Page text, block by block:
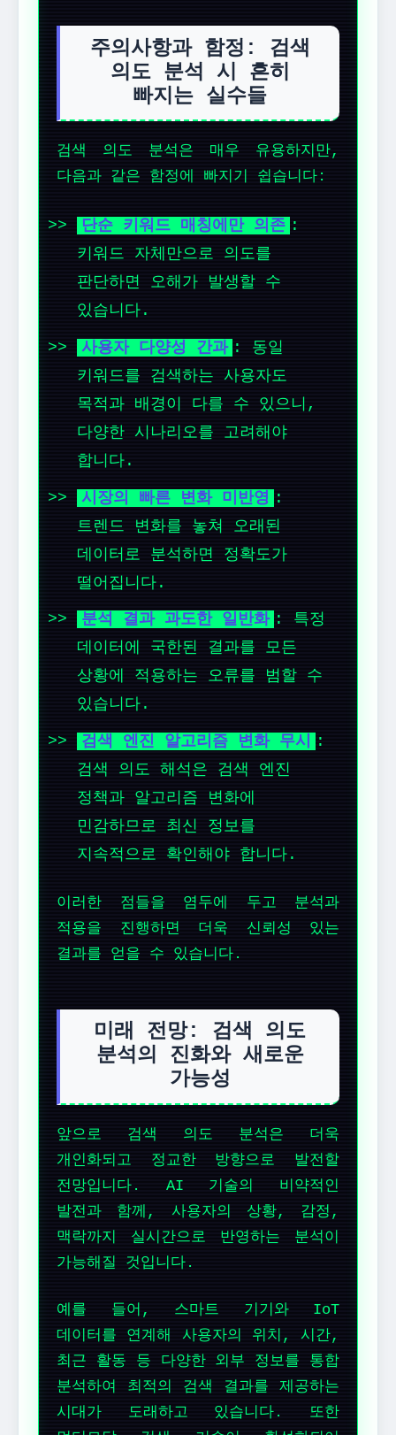
주의사항과 함정: 검색
의도 분석 시 흔히
빠지는 실수들
검색 의도 분석은 매우 유용하지만,
다음과 같은 함정에 빠지기 쉽습니다:
단순 키워드 매칭에만 의존 :
키워드 자체만으로 의도를
판단하면 오해가 발생할 수
있습니다.
사용자 다양성 간과 : 동일
키워드를 검색하는 사용자도
목적과 배경이 다를 수 있으니,
다양한 시나리오를 고려해야
합니다.
시장의 빠른 변화 미반영 :
트렌드 변화를 놓쳐 오래된
데이터로 분석하면 정확도가
떨어집니다.
분석 결과 과도한 일반화 : 특정
데이터에 국한된 결과를 모든
상황에 적용하는 오류를 범할 수
있습니다.
검색 엔진 알고리즘 변화 무시
:
검색 의도 해석은 검색 엔진
정책과 알고리즘 변화에
민감하므로 최신 정보를
지속적으로 확인해야 합니다.
이러한 점들을 염두에 두고 분석과
적용을 진행하면 더욱 신뢰성 있는
결과를 얻을 수 있습니다.
미래 전망: 검색 의도
분석의 진화와 새로운
가능성
앞으로 검색 의도 분석은 더욱
개인화되고 정교한 방향으로 발전할
전망입니다. AI 기술의 비약적인
발전과 함께, 사용자의 상황, 감정,
맥락까지 실시간으로 반영하는 분석이
가능해질 것입니다.
예를 들어, 스마트 기기와 IoT
데이터를 연계해 사용자의 위치, 시간,
최근 활동 등 다양한 외부 정보를 통합
분석하여 최적의 검색 결과를 제공하는
시대가 도래하고 있습니다. 또한